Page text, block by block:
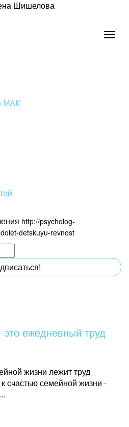
Шишелова
МАК
http://psycholog-
detskuyu-revnost
ежедневный труд
жизни лежит труд
счастью семейной жизни -